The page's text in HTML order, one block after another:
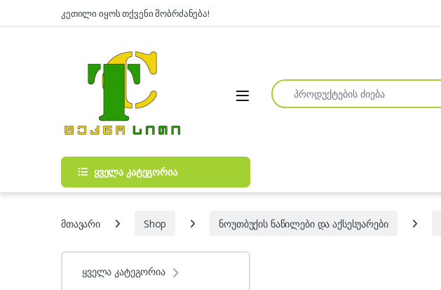
კეთილი იყოს თქვენი მობრძანება!
Open
Search for:
ყველა კატეგორია
მთავარი Shop ნოუთბუქის ნაწილები და აქსესუარები
ყველა კატეგორია